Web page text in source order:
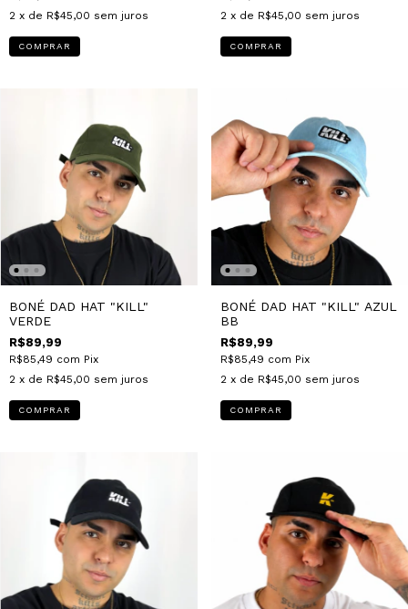
2 x de R$45,00 sem juros
COMPRAR
2 x de R$45,00 sem juros
COMPRAR
BONÉ DAD HAT "KILL"
VERDE
R$89,99
R$85,49 com Pix
2 x de R$45,00 sem juros
COMPRAR
BONÉ DAD HAT "KILL" AZUL
BB
R$89,99
R$85,49 com Pix
2 x de R$45,00 sem juros
COMPRAR